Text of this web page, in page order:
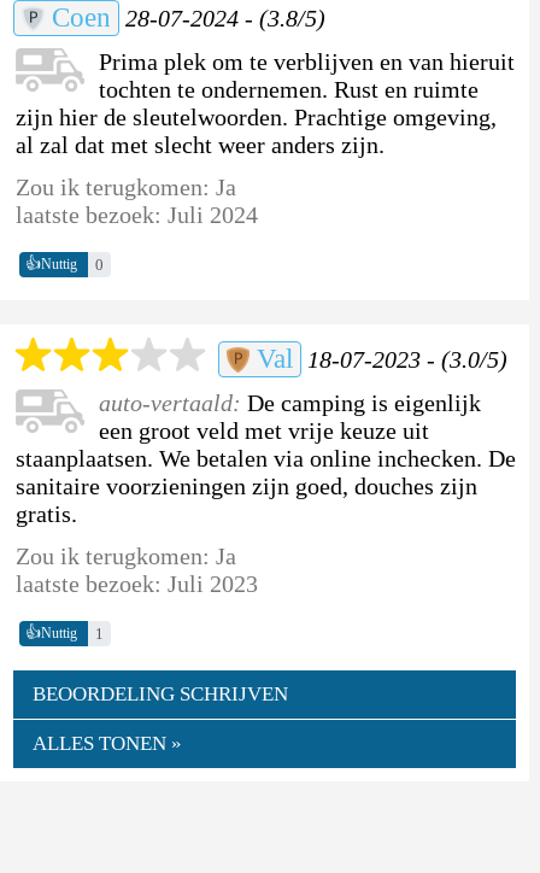
Coen
28-07-2024 - (3.8/5)
Prima plek om te verblijven en van hieruit
tochten te ondernemen. Rust en ruimte
zijn hier de sleutelwoorden. Prachtige omgeving,
al zal dat met slecht weer anders zijn.
Zou ik terugkomen: Ja
laatste bezoek: Juli 2024
👍Nuttig 0
Val
18-07-2023 - (3.0/5)
auto-vertaald: De camping is eigenlijk
een groot veld met vrije keuze uit
staanplaatsen. We betalen via online inchecken. De
sanitaire voorzieningen zijn goed, douches zijn
gratis.
Zou ik terugkomen: Ja
laatste bezoek: Juli 2023
👍Nuttig 1
BEOORDELING SCHRIJVEN
ALLES TONEN »